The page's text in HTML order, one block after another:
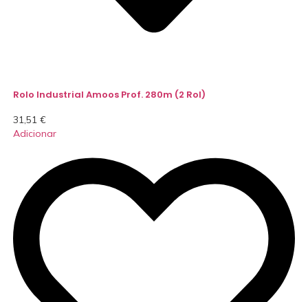
Rolo Industrial Amoos Prof. 280m (2 Rol)
31,51 €
Adicionar